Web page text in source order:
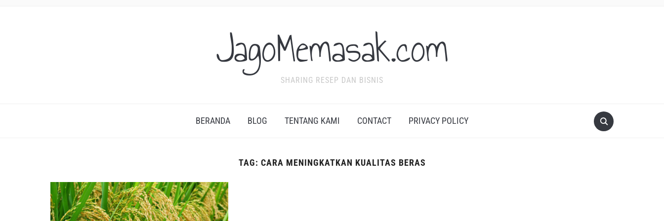
JagoMemasak.com
SHARING RESEP DAN BISNIS
BERANDA BLOG TENTANG KAMI CONTACT PRIVACY POLICY
TAG: CARA MENINGKATKAN KUALITAS BERAS